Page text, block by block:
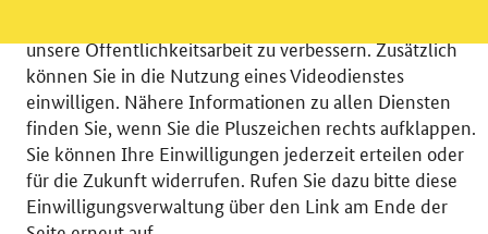
© 2026 Bundesministerium für Wirtschaft und Energie
RSS
Benutzerhinweise
Inhaltsverzeichnis
Impressum
Barrierefreiheit
Datenschutz
unsere Öffentlichkeitsarbeit zu verbessern. Zusätzlich
können Sie in die Nutzung eines Videodienstes
einwilligen. Nähere Informationen zu allen Diensten
finden Sie, wenn Sie die Pluszeichen rechts aufklappen.
Sie können Ihre Einwilligungen jederzeit erteilen oder
für die Zukunft widerrufen. Rufen Sie dazu bitte diese
Einwilligungsverwaltung über den Link am Ende der